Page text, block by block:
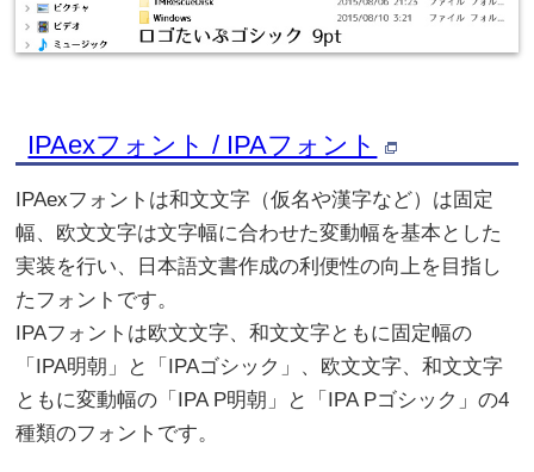
IPAexフォント / IPAフォント
IPAexフォントは和文文字（仮名や漢字など）は固定
幅、欧文文字は文字幅に合わせた変動幅を基本とした
実装を行い、日本語文書作成の利便性の向上を目指し
たフォントです。
IPAフォントは欧文文字、和文文字ともに固定幅の
「IPA明朝」と「IPAゴシック」、欧文文字、和文文字
ともに変動幅の「IPA P明朝」と「IPA Pゴシック」の4
種類のフォントです。